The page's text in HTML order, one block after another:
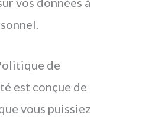
de
est conçue de
vous puissiez